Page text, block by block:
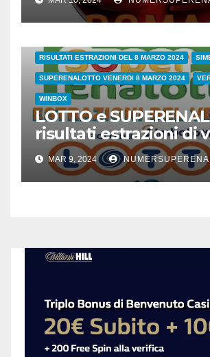
COVID ESTRAZIONI DI OGGI LOTTO
RISULTATI ESTRAZIONI DEL 8 MARZO 2024
SUPERENALOTTO VENERDI 8 MARZO 2024
WINBOX
LOTTO e
risultati estrazioni di
8 marzo 2024
MAR 9, 2024